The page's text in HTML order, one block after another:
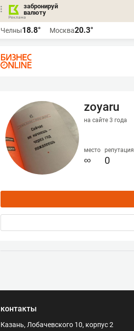
забронируй
валюту
Челны18.8° Москва20.3°
zoyaru
на сайте 3 года
место
∞
репутация
0
контакты
Казань, Лобачевского 10, корпус 2